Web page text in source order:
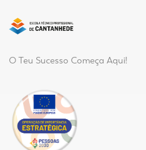
O Teu Sucesso Começa Aqui!